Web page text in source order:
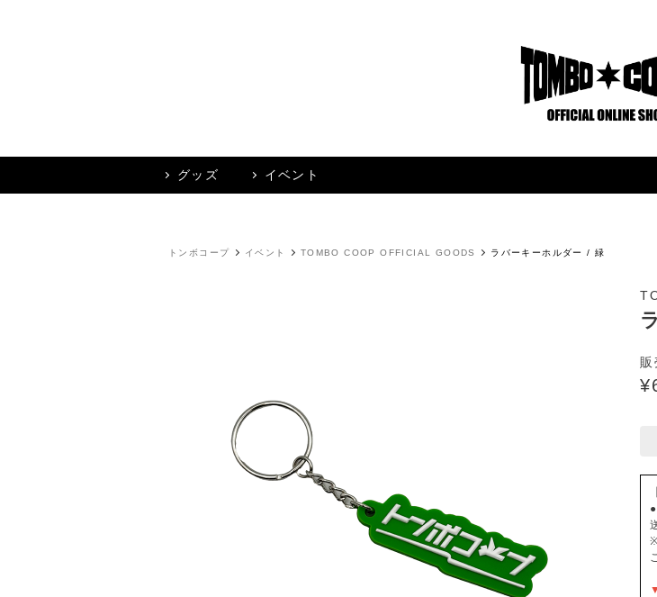
グッズ イベント
トンボコープ イベント TOMBO COOP OFFICIAL GOODS ラバーキーホルダー / 緑
販